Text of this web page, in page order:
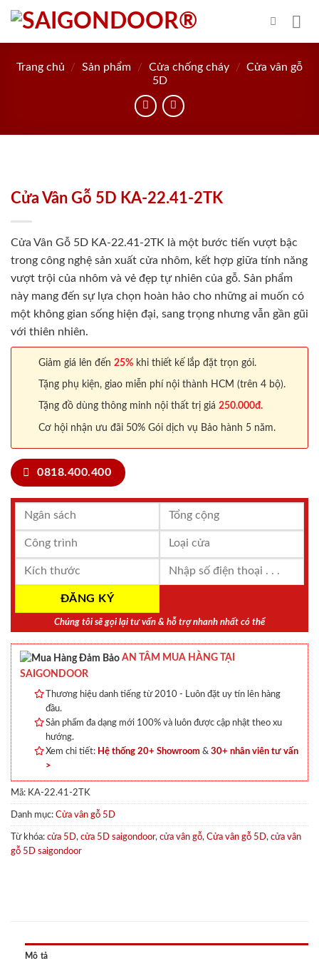
Skip
content
Trang chủ / Sản phẩm / Cửa chống cháy / Cửa vân gỗ
5D
Cửa Vân Gỗ 5D KA-22.41-2TK
Cửa Vân Gỗ 5D KA-22.41-2TK là một bước tiến vượt bậc
trong công nghệ sản xuất cửa nhôm, kết hợp giữa tính năng
vượt trội của nhôm và vẻ đẹp tự nhiên của gỗ. Sản phẩm
này mang đến sự lựa chọn hoàn hảo cho những ai muốn có
một không gian sống hiện đại, sang trọng nhưng vẫn gần gũi
với thiên nhiên.
Giảm giá lên đến 25% khi thiết kế lắp đặt trọn gói.
Tặng phụ kiện, giao miễn phí nội thành HCM (trên 4 bộ).
Tặng đồ dùng thông minh nội thất trị giá 250.000đ.
Cơ hội nhận ưu đãi 50% Gói dịch vụ Bảo hành 5 năm.
0818.400.400
Chúng tôi sẽ gọi lại tư vấn & hỗ trợ nhanh nhất có thể
AN TÂM MUA HÀNG TẠI
SAIGONDOOR
Thương hiệu danh tiếng từ 2010 - Luôn đặt uy tín lên hàng
đầu.
Sản phẩm đa dạng mới 100% và luôn được cập nhật theo xu
hướng.
Xem chi tiết: Hệ thống 20+ Showroom & 30+ nhân viên tư vấn
>
Mã: KA-22.41-2TK
Danh mục: Cửa vân gỗ 5D
Từ khóa: cửa 5D, cửa 5D saigondoor, cửa vân gỗ, Cửa vân gỗ 5D, cửa vân
gỗ 5D saigondoor
Mô tả